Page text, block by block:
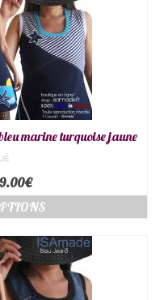
marine turquoise jaune
€